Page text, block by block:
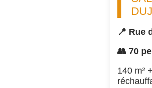
📍 Rue
👥 70
140 m²